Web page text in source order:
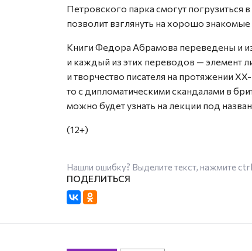
Петровского парка смогут погрузиться
позволит взглянуть на хорошо знакомые
Книги Федора Абрамова переведены и
и каждый из этих переводов — элемент
и творчество писателя на протяжении
то с дипломатическими скандалами в
можно будет узнать на лекции под
(12+)
Нашли ошибку? Выделите текст, нажмите